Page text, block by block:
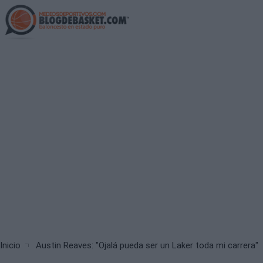
Skip
to
main
Breadcrumb
Inicio Austin Reaves: "Ojalá pueda ser un Laker toda mi carrera"